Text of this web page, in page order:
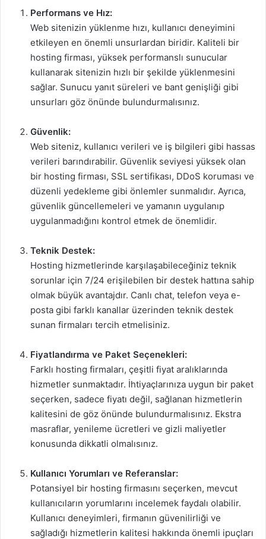
Performans ve Hız:
Web sitenizin yüklenme hızı, kullanıcı deneyimini
etkileyen en önemli unsurlardan biridir. Kaliteli bir
hosting firması, yüksek performanslı sunucular
kullanarak sitenizin hızlı bir şekilde yüklenmesini
sağlar. Sunucu yanıt süreleri ve bant genişliği gibi
unsurları göz önünde bulundurmalısınız.
Güvenlik:
Web siteniz, kullanıcı verileri ve iş bilgileri gibi hassas
verileri barındırabilir. Güvenlik seviyesi yüksek olan
bir hosting firması, SSL sertifikası, DDoS koruması ve
düzenli yedekleme gibi önlemler sunmalıdır. Ayrıca,
güvenlik güncellemeleri ve yamanın uygulanıp
uygulanmadığını kontrol etmek de önemlidir.
Teknik Destek:
Hosting hizmetlerinde karşılaşabileceğiniz teknik
sorunlar için 7/24 erişilebilen bir destek hattına sahip
olmak büyük avantajdır. Canlı chat, telefon veya e-
posta gibi farklı kanallar üzerinden teknik destek
sunan firmaları tercih etmelisiniz.
Fiyatlandırma ve Paket Seçenekleri:
Farklı hosting firmaları, çeşitli fiyat aralıklarında
hizmetler sunmaktadır. İhtiyaçlarınıza uygun bir paket
seçerken, sadece fiyatı değil, sağlanan hizmetlerin
kalitesini de göz önünde bulundurmalısınız. Ekstra
masraflar, yenileme ücretleri ve gizli maliyetler
konusunda dikkatli olmalısınız.
Kullanıcı Yorumları ve Referanslar:
Potansiyel bir hosting firmasını seçerken, mevcut
kullanıcıların yorumlarını incelemek faydalı olabilir.
Kullanıcı deneyimleri, firmanın güvenilirliği ve
sağladığı hizmetlerin kalitesi hakkında önemli ipuçları